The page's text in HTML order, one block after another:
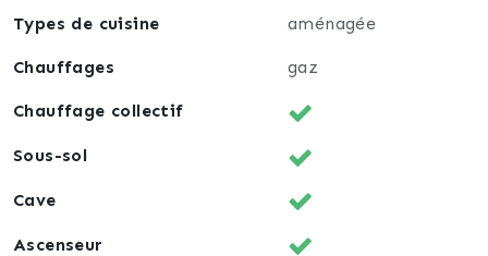
Types de cuisine aménagée
Chauffages gaz
Chauffage collectif
Sous-sol
Cave
Ascenseur